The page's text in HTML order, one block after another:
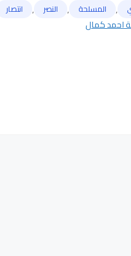
, المسلحة , النصر , انتصار
احمد كمال